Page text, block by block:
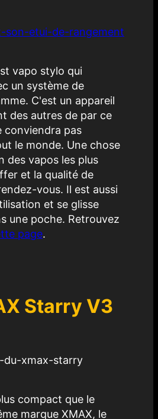
vapo stylo qui
un système de
C'est un appareil
des autres de par ce
conviendra pas
le monde. Une chose
des vapos les plus
et la qualité de
vous. Il est aussi
et se glisse
une poche. Retrouvez
page.
Starry V3
compact que le
marque XMAX, le